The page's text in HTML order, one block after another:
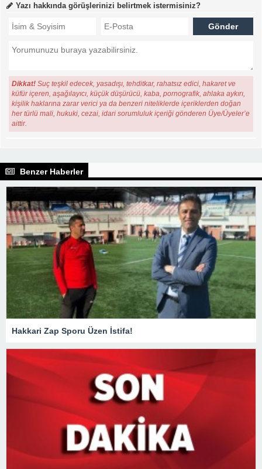
Yazı hakkında görüşlerinizi belirtmek istermisiniz?
Dikkat! Suç teşkil edecek, yasadışı, tehditkar, rahatsız edici, hakaret ve
küfür içeren, aşağılayıcı, küçük düşürücü, kaba, pornografik, ahlaka aykırı,
kişilik haklarına zarar verici ya da benzeri niteliklerde içeriklerden doğan
her türlü mali, hukuki, cezai, idari sorumluluk içeriği gönderen Üye/Üyeler’e
aittir.
Benzer Haberler
Hakkari Zap Sporu Üzen İstifa!